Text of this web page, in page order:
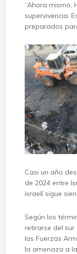
“Ahora mismo,
supervivencia.
preparados
Casi un año
de 2024 entre
israelí sigue
Según los
retirarse del
las Fuerzas
la amenaza a